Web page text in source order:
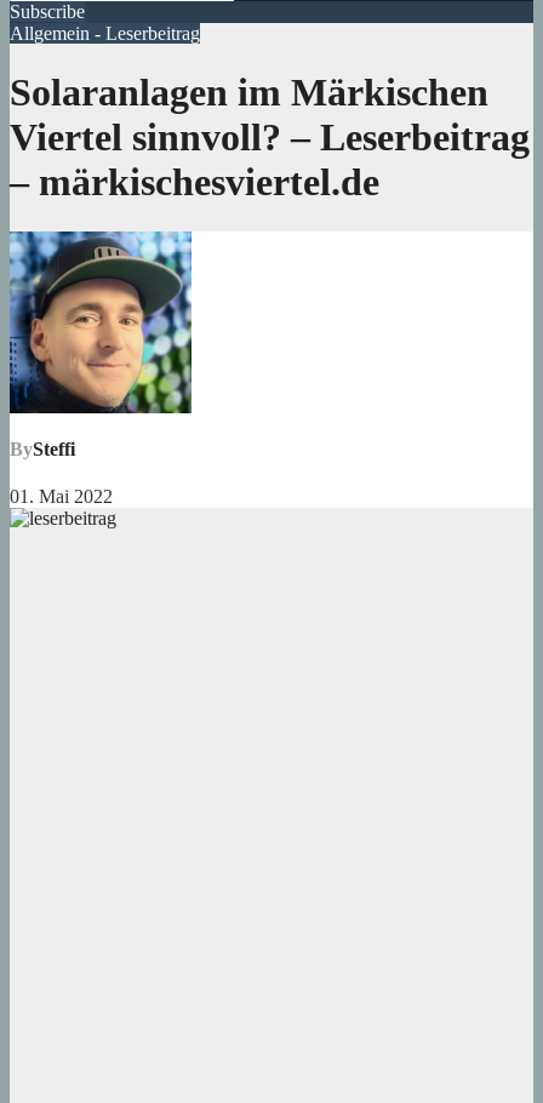
Subscribe
Allgemein - Leserbeitrag
Solaranlagen im Märkischen
Viertel sinnvoll? – Leserbeitrag
– märkischesviertel.de
BySteffi
01. Mai 2022